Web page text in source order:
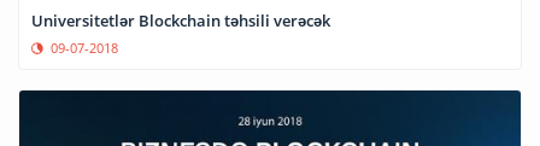
Universitetlər Blockchain təhsili verəcək
09-07-2018